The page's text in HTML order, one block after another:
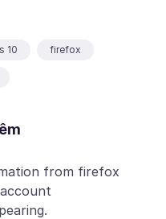
10 firefox
from firefox